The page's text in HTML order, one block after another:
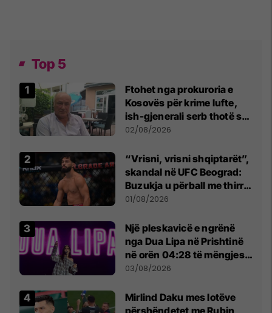
Top 5
Ftohet nga prokuroria e
Kosovës për krime lufte,
ish-gjenerali serb thotë se
dikush e tradhtoi në
02/08/2026
“Vrisni, vrisni shqiptarët”,
skandal në UFC Beograd:
Buzukja u përball me thirrje
anti-shqiptare nga
01/08/2026
Një pleskavicë e ngrënë
nga Dua Lipa në Prishtinë
në orën 04:28 të mëngjesit
- dhe bota digjitale serbe
03/08/2026
Mirlind Daku mes lotëve
përshëndetet me Rubin